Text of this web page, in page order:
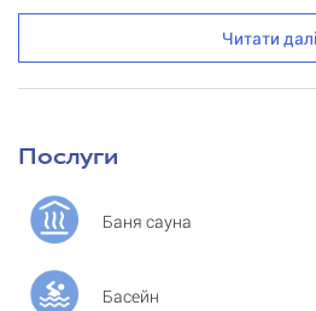
Читати далі
Послуги
Баня сауна
Басейн